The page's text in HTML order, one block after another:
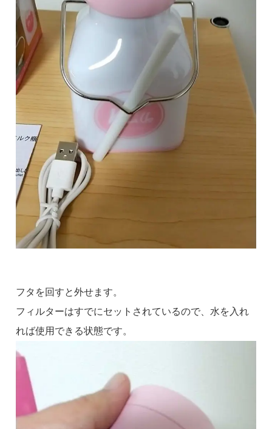
フタを回すと外せます。
フィルターはすでにセットされているので、水を入れ
れば使用できる状態です。